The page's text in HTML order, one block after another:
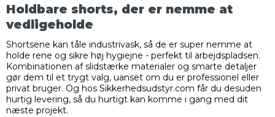
Holdbare shorts, der er nemme at
vedligeholde
Shortsene kan tåle industrivask, så de er super nemme at
holde rene og sikre høj hygiejne - perfekt til arbejdspladsen.
Kombinationen af slidstærke materialer og smarte detaljer
gør dem til et trygt valg, uanset om du er professionel eller
privat bruger. Og hos Sikkerhedsudstyr.com får du desuden
hurtig levering, så du hurtigt kan komme i gang med dit
næste projekt.